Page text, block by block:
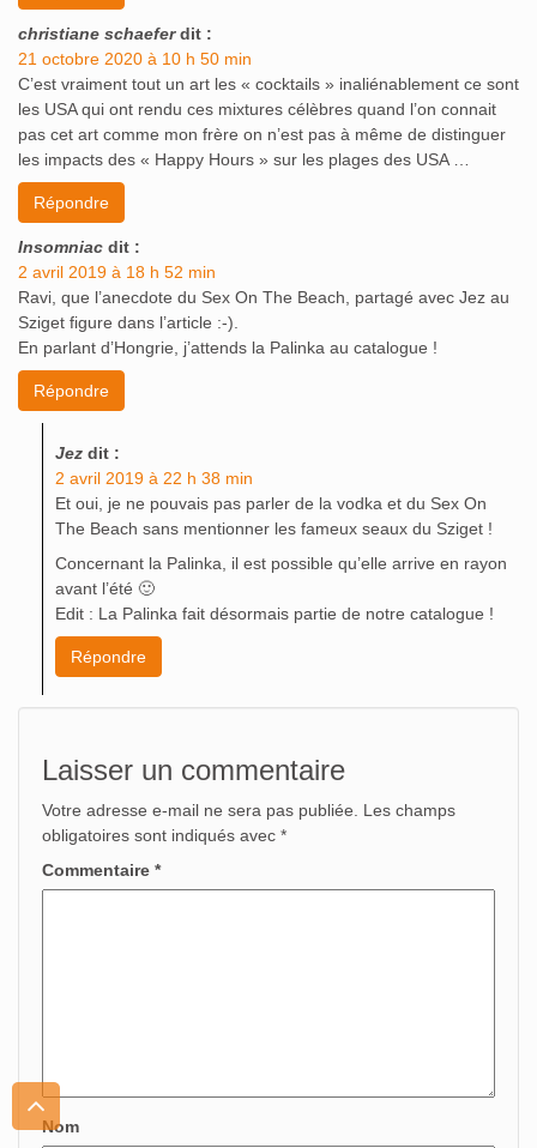
christiane schaefer dit :
21 octobre 2020 à 10 h 50 min
C’est vraiment tout un art les « cocktails » inaliénablement ce sont
les USA qui ont rendu ces mixtures célèbres quand l’on connait
pas cet art comme mon frère on n’est pas à même de distinguer
les impacts des « Happy Hours » sur les plages des USA …
Répondre
Insomniac dit :
2 avril 2019 à 18 h 52 min
Ravi, que l’anecdote du Sex On The Beach, partagé avec Jez au
Sziget figure dans l’article :-).
En parlant d’Hongrie, j’attends la Palinka au catalogue !
Répondre
Jez dit :
2 avril 2019 à 22 h 38 min
Et oui, je ne pouvais pas parler de la vodka et du Sex On
The Beach sans mentionner les fameux seaux du Sziget !
Concernant la Palinka, il est possible qu’elle arrive en rayon
avant l’été 🙂
Edit : La Palinka fait désormais partie de notre catalogue !
Répondre
Laisser un commentaire
Votre adresse e-mail ne sera pas publiée.
Les champs
obligatoires sont indiqués avec *
Commentaire *
Nom